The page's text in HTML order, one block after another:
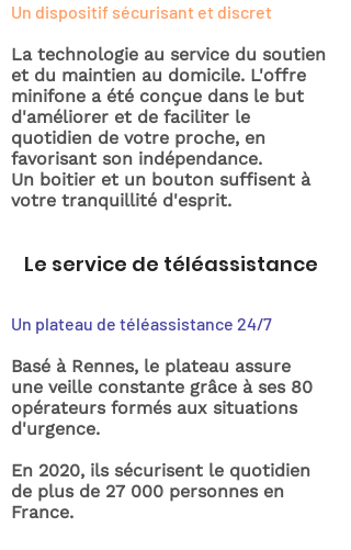
Un dispositif sécurisant et discret
La technologie au service du soutien
et du maintien au domicile. L'offre
minifone a été conçue dans le but
d'améliorer et de faciliter le
quotidien de votre proche, en
favorisant son indépendance.
Un boitier et un bouton suffisent à
votre tranquillité d'esprit.
Le service de téléassistance
Un plateau de téléassistance 24/7
Basé à Rennes, le plateau assure
une veille constante grâce à ses 80
opérateurs formés aux situations
d'urgence.
En 2020, ils sécurisent le quotidien
de plus de 27 000 personnes en
France.